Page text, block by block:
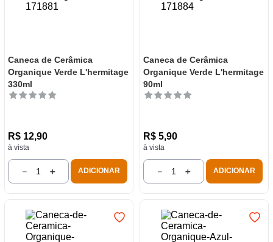
Caneca de Cerâmica
Organique Verde L'hermitage
330ml
R$ 12,90
à vista
＋
－ ADICIONAR
Caneca de Cerâmica
Organique Verde L'hermitage
90ml
R$ 5,90
à vista
＋
－ ADICIONAR